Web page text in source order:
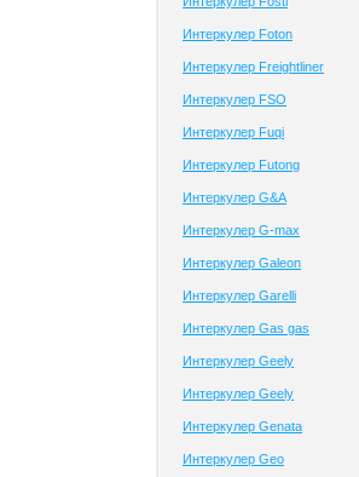
Интеркулер Foton
Интеркулер Freightliner
Интеркулер FSO
Интеркулер Fuqi
Интеркулер Futong
Интеркулер G&A
Интеркулер G-max
Интеркулер Galeon
Интеркулер Garelli
Интеркулер Gas gas
Интеркулер Geely
Интеркулер Geely
Интеркулер Genata
Интеркулер Geo